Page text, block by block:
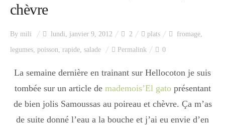
Catégories
Apéro
chèvre
By mili lundi, janvier 9, 2012 2 plats fromage,
legumes, poisson, rapide, salade Permalink 0
La semaine dernière en trainant sur Hellocoton je suis
tombée sur un article de mademois’El gatoprésentant
de bien jolis Samoussas au poireau et chèvre. Ça m’as
de suite donné l’eau a la bouche et j’ai eu envie d’en